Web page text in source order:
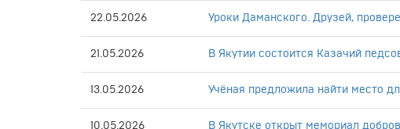
22.05.2026 Уроки Даманского. Друзей,
21.05.2026 В Якутии состоится Казачий
13.05.2026 Учёная предложила найти место
10.05.2026 В Якутске открыт мемориал